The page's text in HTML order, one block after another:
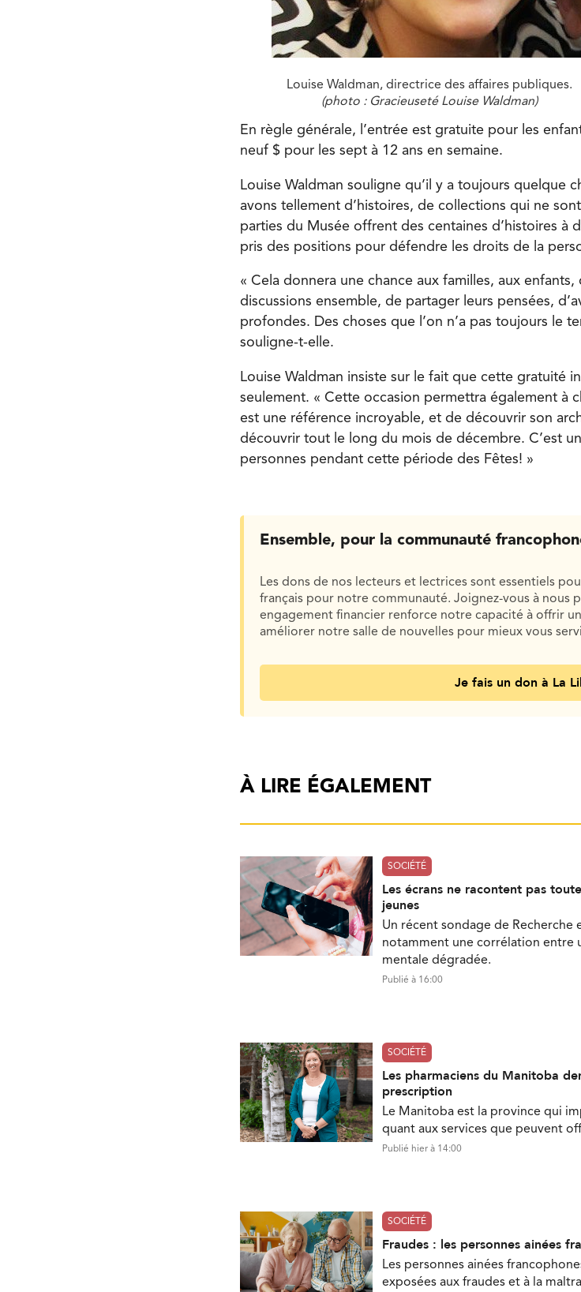
Louise Waldman, directrice des affaires publiques.
(photo : Gracieuseté Louise Waldman)
En règle générale, l’entrée est gratuite pour les
neuf $ pour les sept à 12 ans en semaine.
Louise Waldman souligne qu’il y a toujours quelque
avons tellement d’histoires, de collections qui ne
parties du Musée offrent des centaines d’histoires à
pris des positions pour défendre les droits de la
« Cela donnera une chance aux familles, aux
discussions ensemble, de partager leurs pensées,
profondes. Des choses que l’on n’a pas toujours le
souligne-t-elle.
Louise Waldman insiste sur le fait que cette gratuité
seulement. « Cette occasion permettra également à
est une référence incroyable, et de découvrir son
découvrir tout le long du mois de décembre. C’est
personnes pendant cette période des Fêtes! »
Ensemble, pour la communauté
Les dons de nos lecteurs et lectrices sont essentiels
français pour notre communauté. Joignez-vous à nous
engagement financier renforce notre capacité à offrir
améliorer notre salle de nouvelles pour mieux vous
Je fais un don à La
À LIRE ÉGALEMENT
SOCIÉTÉ
Les écrans ne racontent pas
jeunes
Un récent sondage de Recherche
notamment une corrélation entre
mentale dégradée.
Publié à 16:00
SOCIÉTÉ
Les pharmaciens du Manitoba
prescription
Le Manitoba est la province qui
quant aux services que peuvent
Publié hier à 14:00
SOCIÉTÉ
Fraudes : les personnes ainées
Les personnes ainées
exposées aux fraudes et à la